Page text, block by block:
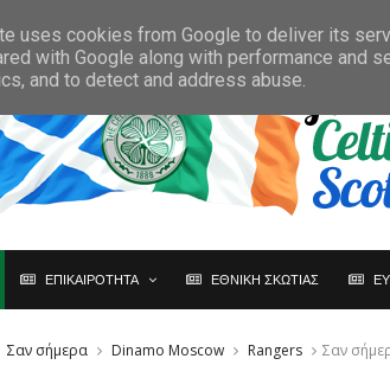
ΕΠΙΚΑΙΡΟΤΗΤΑ ΕΘΝΙΚΗ ΣΚΩΤΙΑΣ
Σαν σήμερα Dinamo Moscow Rangers Σαν
uses cookies from Google to deliver its
with Google along with performance and
and to detect and address abuse.